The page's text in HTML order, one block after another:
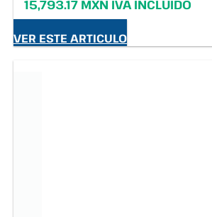
15,793.17 MXN IVA INCLUIDO
VER ESTE ARTICULO